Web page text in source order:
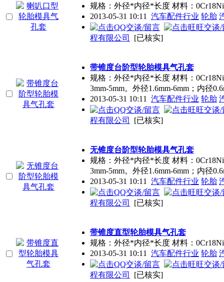
规格：外径*内径*长度 材料：
2013-05-31 10:11 汽车配件行业 轮胎
程有限公司 [已核实]
带锥度台阶型轮胎模具气孔套
规格：外径*内径*长度 材料：
3mm-5mm。外径1.6mm-6mm；内径
2013-05-31 10:11 汽车配件行业 轮胎
程有限公司 [已核实]
无锥度台阶型轮胎模具气孔套
规格：外径*内径*长度 材料：
3mm-5mm。外径1.6mm-6mm；内径
2013-05-31 10:11 汽车配件行业 轮胎
程有限公司 [已核实]
带锥度直型轮胎模具气孔套
规格：外径*内径*长度 材料：
2013-05-31 10:11 汽车配件行业 轮胎
程有限公司 [已核实]